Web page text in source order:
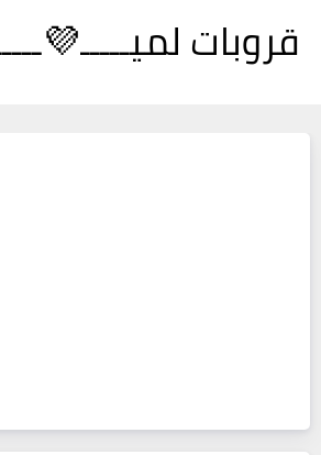
قروبات